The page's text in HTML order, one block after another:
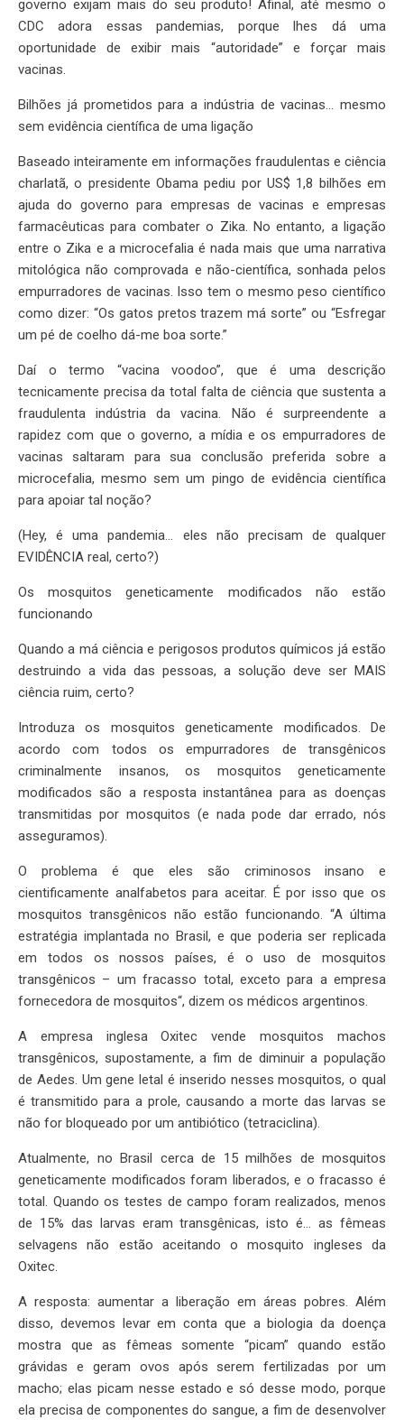
governo exijam mais do seu produto! Afinal, até mesmo o
CDC adora essas pandemias, porque lhes dá uma
oportunidade de exibir mais “autoridade” e forçar mais
vacinas.
Bilhões já prometidos para a indústria de vacinas… mesmo
sem evidência científica de uma ligação
Baseado inteiramente em informações fraudulentas e ciência
charlatã, o presidente Obama pediu por US$ 1,8 bilhões em
ajuda do governo para empresas de vacinas e empresas
farmacêuticas para combater o Zika. No entanto, a ligação
entre o Zika e a microcefalia é nada mais que uma narrativa
mitológica não comprovada e não-científica, sonhada pelos
empurradores de vacinas. Isso tem o mesmo peso científico
como dizer: “Os gatos pretos trazem má sorte” ou “Esfregar
um pé de coelho dá-me boa sorte.”
Daí o termo “vacina voodoo”, que é uma descrição
tecnicamente precisa da total falta de ciência que sustenta a
fraudulenta indústria da vacina. Não é surpreendente a
rapidez com que o governo, a mídia e os empurradores de
vacinas saltaram para sua conclusão preferida sobre a
microcefalia, mesmo sem um pingo de evidência científica
para apoiar tal noção?
(Hey, é uma pandemia… eles não precisam de qualquer
EVIDÊNCIA real, certo?)
Os mosquitos geneticamente modificados não estão
funcionando
Quando a má ciência e perigosos produtos químicos já estão
destruindo a vida das pessoas, a solução deve ser MAIS
ciência ruim, certo?
Introduza os mosquitos geneticamente modificados. De
acordo com todos os empurradores de transgênicos
criminalmente insanos, os mosquitos geneticamente
modificados são a resposta instantânea para as doenças
transmitidas por mosquitos (e nada pode dar errado, nós
asseguramos).
O problema é que eles são criminosos insano e
cientificamente analfabetos para aceitar. É por isso que os
mosquitos transgênicos não estão funcionando. “A última
estratégia implantada no Brasil, e que poderia ser replicada
em todos os nossos países, é o uso de mosquitos
transgênicos – um fracasso total, exceto para a empresa
fornecedora de mosquitos“, dizem os médicos argentinos.
A empresa inglesa Oxitec vende mosquitos machos
transgênicos, supostamente, a fim de diminuir a população
de Aedes. Um gene letal é inserido nesses mosquitos, o qual
é transmitido para a prole, causando a morte das larvas se
não for bloqueado por um antibiótico (tetraciclina).
Atualmente, no Brasil cerca de 15 milhões de mosquitos
geneticamente modificados foram liberados, e o fracasso é
total. Quando os testes de campo foram realizados, menos
de 15% das larvas eram transgênicas, isto é… as fêmeas
selvagens não estão aceitando o mosquito ingleses da
Oxitec.
A resposta: aumentar a liberação em áreas pobres. Além
disso, devemos levar em conta que a biologia da doença
mostra que as fêmeas somente “picam” quando estão
grávidas e geram ovos após serem fertilizadas por um
macho; elas picam nesse estado e só desse modo, porque
ela precisa de componentes do sangue, a fim de desenvolver